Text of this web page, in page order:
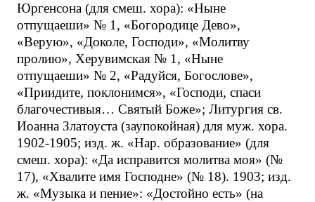
Юргенсона (для смеш. хора): «Ныне
отпущаеши» № 1, «Богородице Дево»,
«Верую», «Доколе, Господи», «Молитву
пролию», Херувимская № 1, «Ныне
отпущаеши» № 2, «Радуйся, Богослове»,
«Приидите, поклонимся», «Господи, спаси
благочестивыя… Святый Боже»; Литургия св.
Иоанна Златоуста (заупокойная) для муж. хора.
1902-1905; изд. ж. «Нар. образование» (для
смеш. хора): «Да исправится молитва моя» (№
17), «Хвалите имя Господне» (№ 18). 1903; изд.
ж. «Музыка и пение»: «Достойно есть» (на